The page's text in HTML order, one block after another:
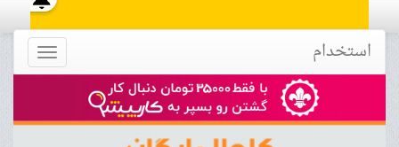
Toggle استخدام